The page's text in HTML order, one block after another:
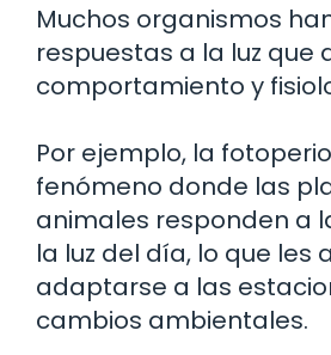
Muchos organismos
respuestas a la luz que
comportamiento y
Por ejemplo, la
fenómeno donde las
animales responden a
la luz del día, lo que les
adaptarse a las
cambios ambientales.